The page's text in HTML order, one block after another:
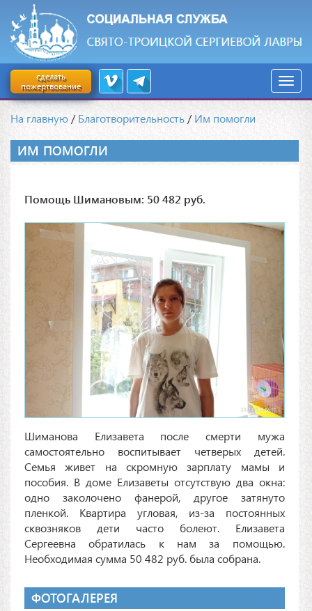
сделать
пожертвование
На главную /Благотворительность /Им помогли
ИМ ПОМОГЛИ
Помощь Шимановым: 50 482 руб.
Шиманова Елизавета после смерти мужа
самостоятельно воспитывает четверых детей.
Семья живет на скромную зарплату мамы и
пособия. В доме Елизаветы отсутствую два окна:
одно заколочено фанерой, другое затянуто
пленкой. Квартира угловая, из-за постоянных
сквозняков дети часто болеют. Елизавета
Сергеевна обратилась к нам за помощью.
Необходимая сумма 50 482 руб. была собрана.
ФОТОГАЛЕРЕЯ